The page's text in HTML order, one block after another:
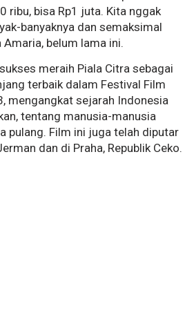
ribu, bisa Rp1 juta. Kita nggak
banyaknya dan semaksimal
Amaria, belum lama ini.
meraih Piala Citra sebagai
terbaik dalam Festival Film
mengangkat sejarah Indonesia
tentang manusia-manusia
pulang. Film ini juga telah diputar
dan di Praha, Republik Ceko.